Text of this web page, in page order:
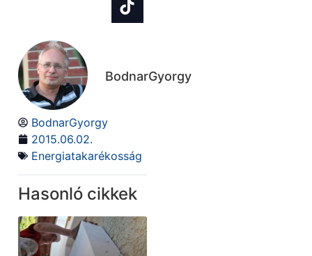
BodnarGyorgy
BodnarGyorgy
2015.06.02.
Energiatakarékosság
Hasonló cikkek